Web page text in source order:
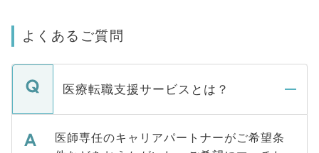
よくあるご質問
医療転職支援サービスとは？
医師専任のキャリアパートナーがご希望条